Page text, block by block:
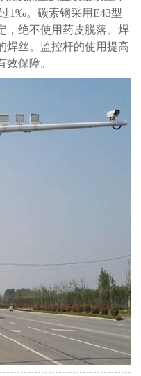
1‰。碳素钢采用E43型
，绝不使用药皮脱落、焊
焊丝。监控杆的使用提高
保障。